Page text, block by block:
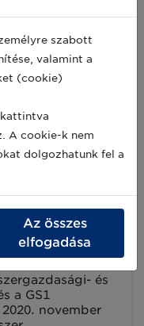
digitális
Online
GS1
az online
nemzetközi
Summit
között. Az év
egyeztetnek
sikeres
és
a GS1
november
szabott
valamint a
(cookie)
A cookie-k nem
dolgozhatunk fel a
Az összes
elfogadása